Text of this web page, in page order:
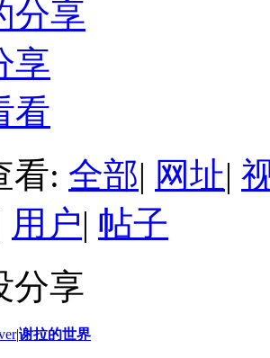
分享
享
看
看: 全部| 网址|
用户| 帖子
分享
|谢拉的世界